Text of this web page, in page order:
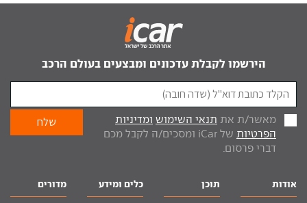
הירשמו לקבלת עדכונים ומבצעים בעולם הרכב
מאשר/ת את תנאי השימוש ומדיניות
הפרטיות
של iCar ומסכים/ה לקבל מכם
דברי פרסום.
אודות תוכן כלים ומידע מדורים